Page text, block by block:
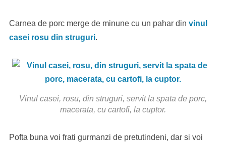
Carnea de porc merge de minune cu un pahar din vinul
casei rosu din struguri.
Vinul casei, rosu, din struguri, servit la spata de porc,
macerata, cu cartofi, la cuptor.
Pofta buna voi frati gurmanzi de pretutindeni, dar si voi